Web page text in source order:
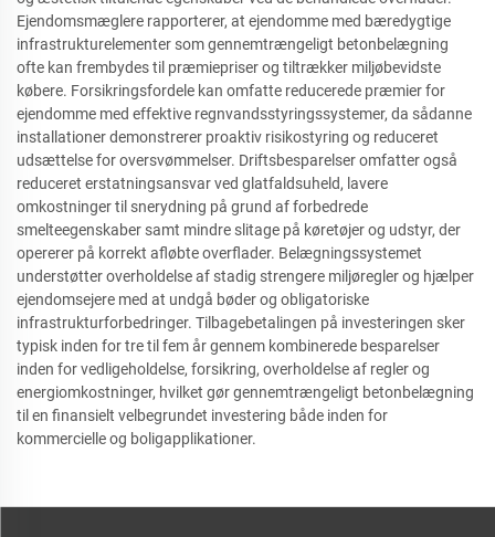
Ejendomsmæglere rapporterer, at ejendomme med bæredygtige
infrastrukturelementer som gennemtrængeligt betonbelægning
ofte kan frembydes til præmiepriser og tiltrækker miljøbevidste
købere. Forsikringsfordele kan omfatte reducerede præmier for
ejendomme med effektive regnvandsstyringssystemer, da sådanne
installationer demonstrerer proaktiv risikostyring og reduceret
udsættelse for oversvømmelser. Driftsbesparelser omfatter også
reduceret erstatningsansvar ved glatfaldsuheld, lavere
omkostninger til snerydning på grund af forbedrede
smelteegenskaber samt mindre slitage på køretøjer og udstyr, der
opererer på korrekt afløbte overflader. Belægningssystemet
understøtter overholdelse af stadig strengere miljøregler og hjælper
ejendomsejere med at undgå bøder og obligatoriske
infrastrukturforbedringer. Tilbagebetalingen på investeringen sker
typisk inden for tre til fem år gennem kombinerede besparelser
inden for vedligeholdelse, forsikring, overholdelse af regler og
energiomkostninger, hvilket gør gennemtrængeligt betonbelægning
til en finansielt velbegrundet investering både inden for
kommercielle og boligapplikationer.